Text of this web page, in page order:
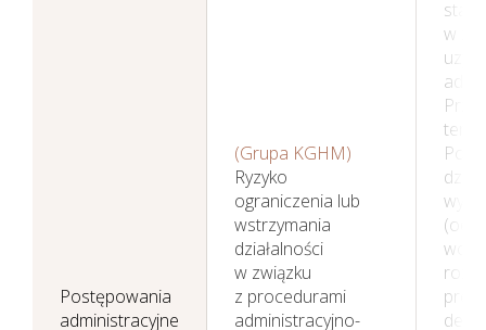
Postępowania
administracyjne
(Grupa KGHM)
Ryzyko
ograniczenia lub
wstrzymania
działalności
w związku
z procedurami
administracyjno-
w